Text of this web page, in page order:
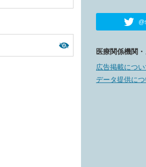
医療関係機関
広告掲載につい
データ提供につ